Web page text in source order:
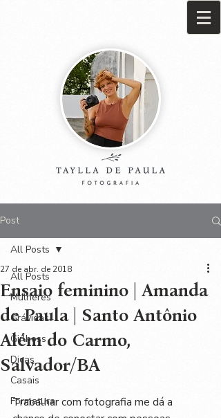
Post
All Posts
Mulheres
Grávidas
Girlboss
Dicas
Casais
Formatura
All Posts
Ensaio feminino | Amanda
de Paula | Santo Antônio
Além do Carmo,
Salvador/BA
27 de abr. de 2018
Trabalhar com fotografia me dá a